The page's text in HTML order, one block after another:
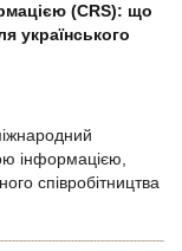
(CRS): що
українського
інформацією,
співробітництва